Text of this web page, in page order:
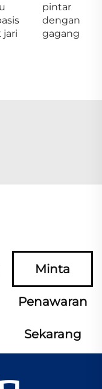
jari
pintar
dengan
gagang
Minta
Penawaran
Sekarang